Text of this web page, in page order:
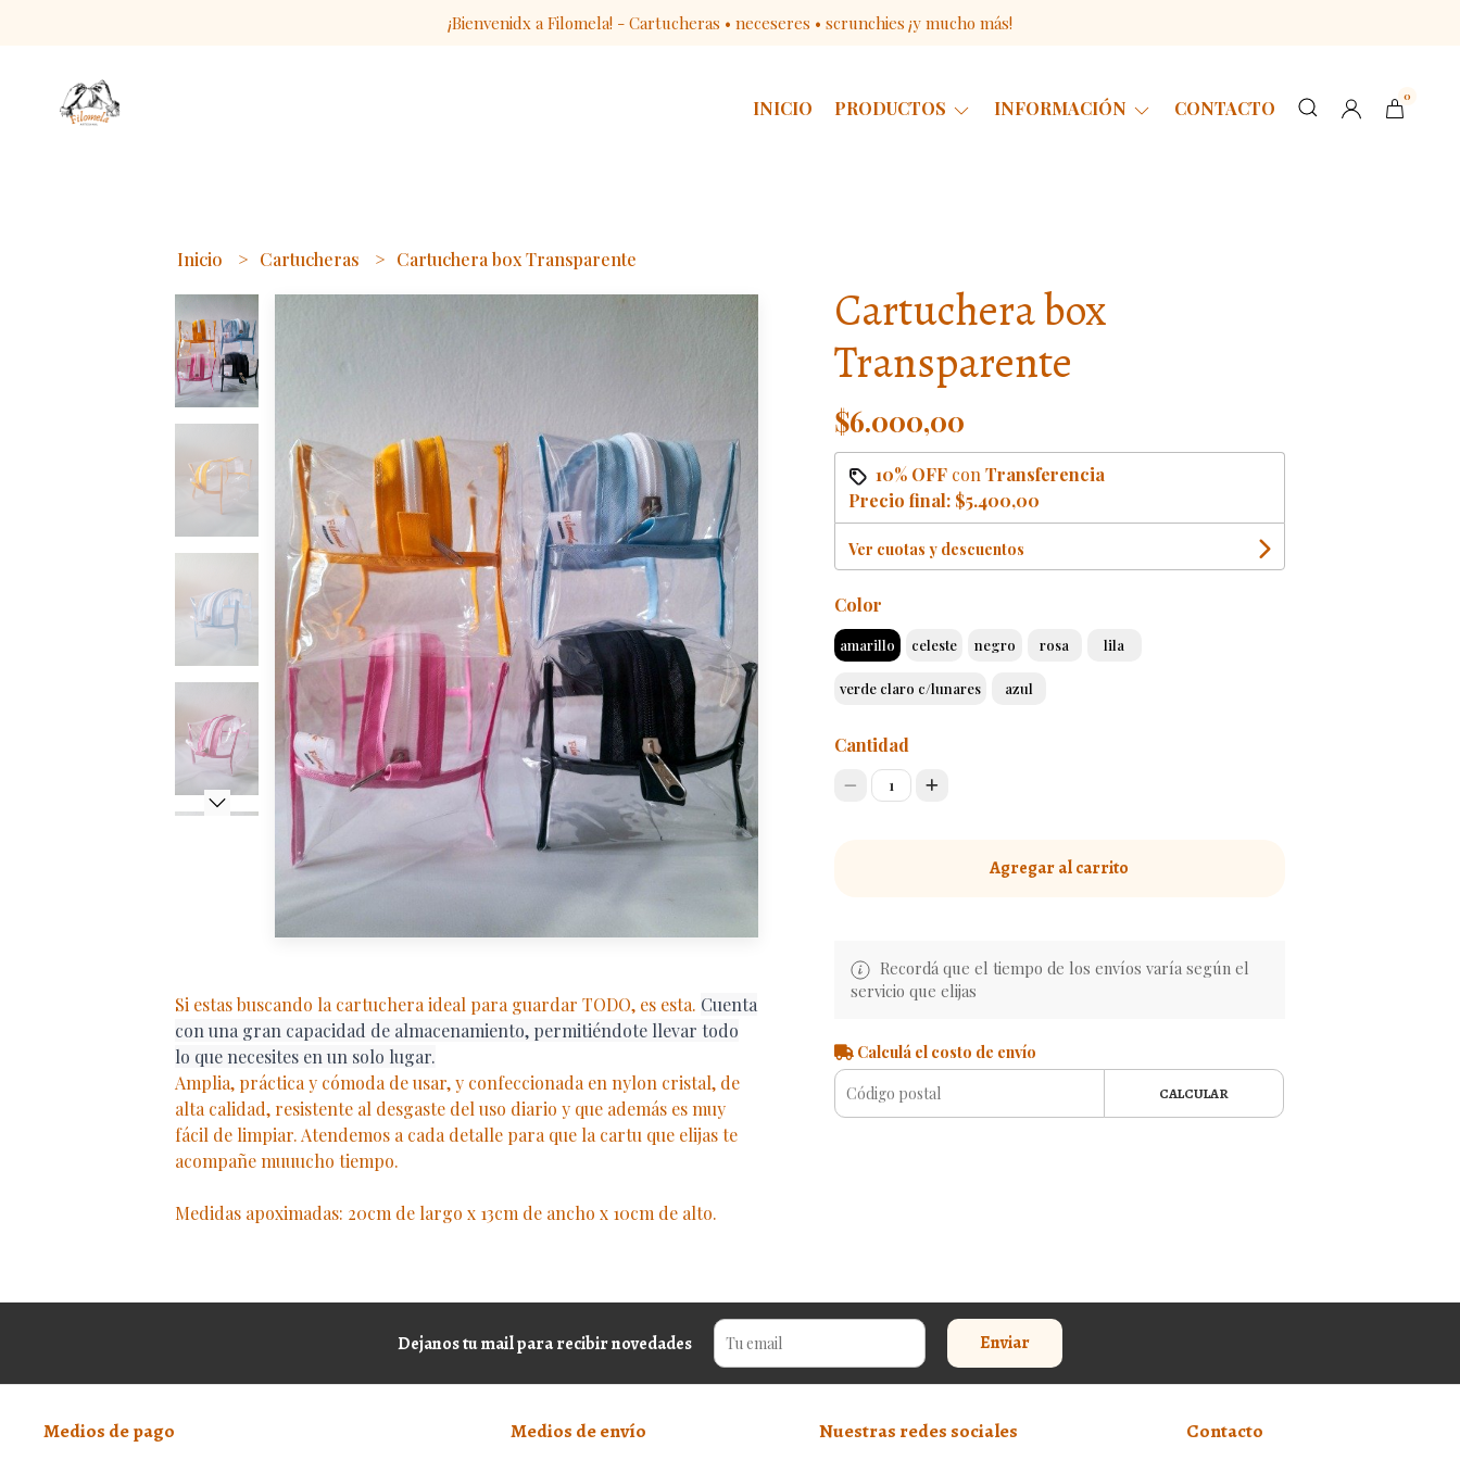
¡Bienvenidx a Filomela! - Cartucheras • neceseres • scrunchies ¡y mucho más!
INICIO PRODUCTOS INFORMACIÓN CONTACTO
0
Inicio Cartucheras Cartuchera box Transparente
Si estas buscando la cartuchera ideal para guardar TODO, es esta. Cuenta
con una gran capacidad de almacenamiento, permitiéndote llevar todo
lo que necesites en un solo lugar.
Amplia, práctica y cómoda de usar, y confeccionada en nylon cristal, de
alta calidad, resistente al desgaste del uso diario y que además es muy
fácil de limpiar. Atendemos a cada detalle para que la cartu que elijas te
acompañe muuucho tiempo.
Medidas apoximadas: 20cm de largo x 13cm de ancho x 10cm de alto.
Cartuchera box
Transparente
$6.000,00
10% OFFcon Transferencia
Precio final: $5.400,00
Ver cuotas y descuentos
Color
amarillo celeste negro rosa lila
verde claro c/lunares azul
Cantidad
1
Agregar al carrito
Recordá que el tiempo de los envíos varía según el
servicio que elijas
Calculá el costo de envío
CALCULAR
Dejanos tu mail para recibir novedades Enviar
Medios de pago Medios de envío Nuestras redes sociales Contacto